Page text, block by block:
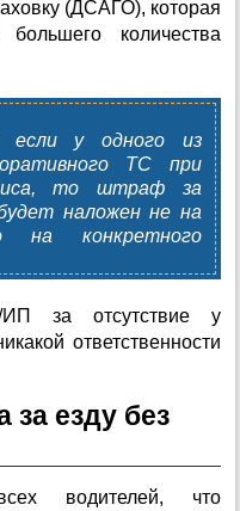
(ДСАГО), которая
количества
если у одного из
ТС при
то штраф за
наложен не на
на конкретного
ИП за отсутствие у
ответственности
езду без
водителей, что